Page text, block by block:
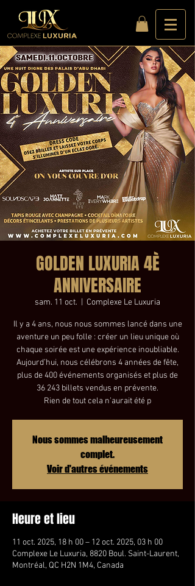
GOLDEN LUXURIA 4È
ANNIVERSAIRE
sam. 11 oct. Complexe Le Luxuria
Il y a 4 ans, nous nous sommes lancé dans une
aventure un peu folle : créer un lieu unique où
chaque soirée est une expérience inoubliable.
Aujourd’hui, nous célébrons 4 années de fête,
plus de 400 événements organisés et plus de
36 243 billets vendus en prévente.
Rien de tout cela n’aurait été p
Nous sommes malheureusement
complet.
Voir d'autres événements
Heure et lieu
11 oct. 2025, 18 h 00 – 12 oct. 2025, 03 h 00
Complexe Le Luxuria, 8820 Boul. Saint-Laurent,
Montréal, QC H2N 1M4, Canada